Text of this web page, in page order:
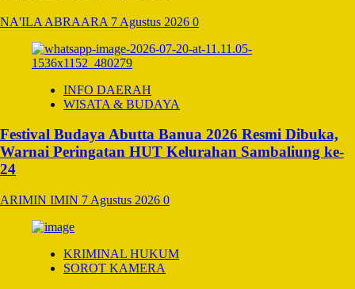
NA'ILA ABRAARA 7 Agustus 2026 0
INFO DAERAH
WISATA & BUDAYA
Festival Budaya Abutta Banua 2026 Resmi Dibuka,
Warnai Peringatan HUT Kelurahan Sambaliung ke-
24
ARIMIN IMIN 7 Agustus 2026 0
KRIMINAL HUKUM
SOROT KAMERA